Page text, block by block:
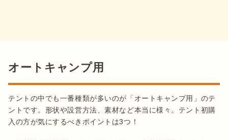
オートキャンプ用
テントの中でも一番種類が多いのが「オートキャンプ用」のテ
ントです。形状や設営方法、素材など本当に様々。テント初購
入の方が気にするべきポイントは3つ！